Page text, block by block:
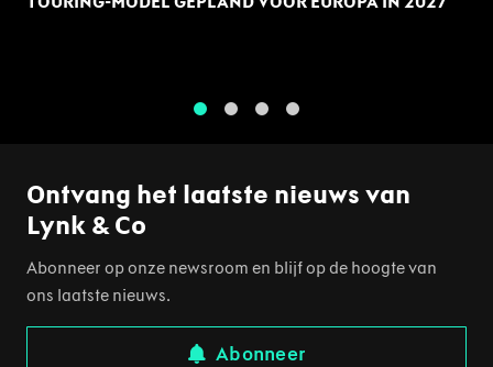
Ontvang het laatste nieuws van
Lynk & Co
Abonneer op onze newsroom en blijf op de hoogte van
ons laatste nieuws.
Abonneer